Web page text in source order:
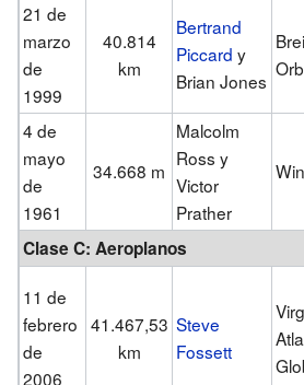
21 de
marzo
de
1999
40.814
km
Bertrand
Piccard y
Brian Jones
4 de
mayo
de
1961
34.668 m
Malcolm
Ross y
Victor
Prather
Clase C: Aeroplanos
11 de
febrero
de
2006
41.467,53
km
Steve
Fossett